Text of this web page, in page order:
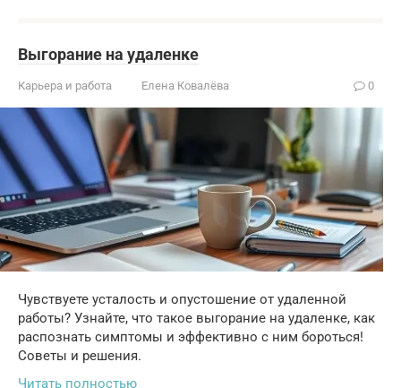
Выгорание на удаленке
Карьера и работа Елена Ковалёва 0
Чувствуете усталость и опустошение от удаленной
работы? Узнайте, что такое выгорание на удаленке, как
распознать симптомы и эффективно с ним бороться!
Советы и решения.
Читать полностью